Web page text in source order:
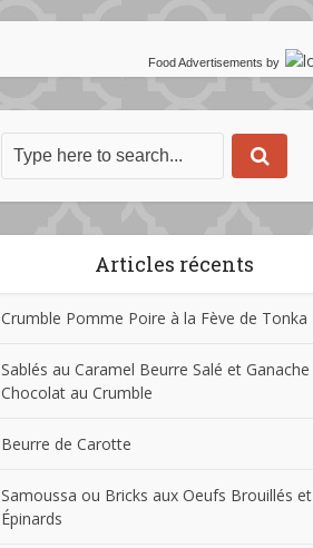
Food Advertisements by
Articles récents
Crumble Pomme Poire à la Fève de Tonka
Sablés au Caramel Beurre Salé et Ganache
Chocolat au Crumble
Beurre de Carotte
Samoussa ou Bricks aux Oeufs Brouillés et
Épinards